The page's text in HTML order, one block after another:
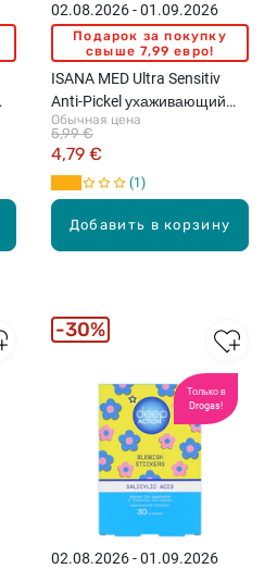
Добавить в корзину
02.08.2026 - 01.09.2026
Подарок за покупку
свыше 7,99 евро!
ISANA MED Ultra Sensitiv
Anti-Pickel ухаживающий
крем, 50мл
Обычная цена
4,79 €
5,99 €
1
Только в
Drogas!
02.08.2026 - 01.09.2026
30%